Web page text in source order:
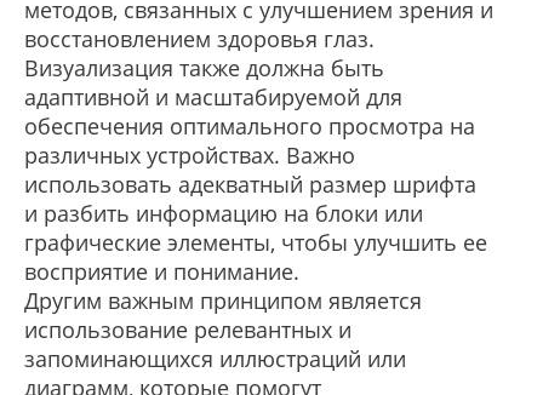
методов, связанных с улучшением зрения и
восстановлением здоровья глаз.
Визуализация также должна быть
адаптивной и масштабируемой для
обеспечения оптимального просмотра на
различных устройствах. Важно
использовать адекватный размер шрифта
и разбить информацию на блоки или
графические элементы, чтобы улучшить ее
восприятие и понимание.
Другим важным принципом является
использование релевантных и
запоминающихся иллюстраций или
диаграмм, которые помогут